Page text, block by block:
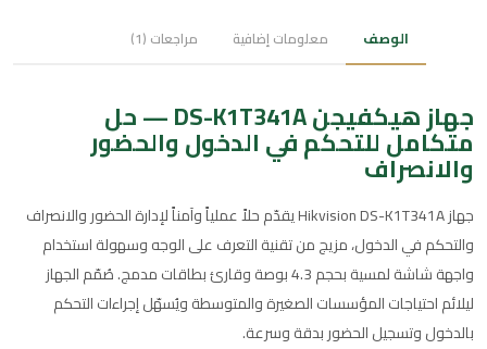
الوصف معلومات إضافية مراجعات (1)
جهاز هيكفيجن DS-K1T341A — حل
متكامل للتحكم في الدخول والحضور
والانصراف
جهاز Hikvision DS-K1T341A يقدّم حلاً عملياً وآمناً لإدارة الحضور والانصراف
والتحكم في الدخول، مزيج من تقنية التعرف على الوجه وسهولة استخدام
واجهة شاشة لمسية بحجم 4.3 بوصة وقارئ بطاقات مدمج. صُمّم الجهاز
ليلائم احتياجات المؤسسات الصغيرة والمتوسطة ويُسهّل إجراءات التحكم
بالدخول وتسجيل الحضور بدقة وسرعة.